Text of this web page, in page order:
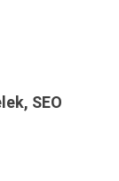
SEO